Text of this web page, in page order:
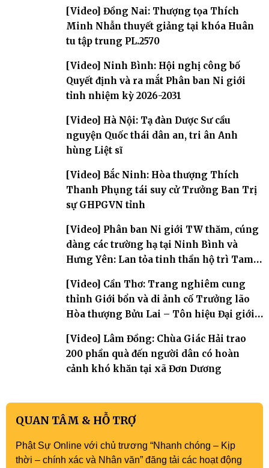
[Video] Đồng Nai: Thượng tọa Thích
Minh Nhẫn thuyết giảng tại khóa Huân
tu tập trung PL.2570
[Video] Ninh Bình: Hội nghị công bố
Quyết định và ra mắt Phân ban Ni giới
tỉnh nhiệm kỳ 2026-2031
[Video] Hà Nội: Tạ đàn Dược Sư cầu
nguyện Quốc thái dân an, tri ân Anh
hùng Liệt sĩ
[Video] Bắc Ninh: Hòa thượng Thích
Thanh Phụng tái suy cử Trưởng Ban Trị
sự GHPGVN tỉnh
[Video] Phân ban Ni giới TW thăm, cúng
dàng các trường hạ tại Ninh Bình và
Hưng Yên: Lan tỏa tinh thần hộ trì Tam
[Video] Cần Thơ: Trang nghiêm cung
thỉnh Giới bổn và di ảnh cố Trưởng lão
Hòa thượng Bửu Lai – Tôn hiệu Đại giới
[Video] Lâm Đồng: Chùa Giác Hải trao
200 phần quà đến người dân có hoàn
cảnh khó khăn tại xã Đơn Dương
QUAN TÂM & HỖ TRỢ
Phật Sự Online với chủ trương “Nhanh chóng – Kịp
thời – chính xác và Nhân văn” đăng tải các hoạt động